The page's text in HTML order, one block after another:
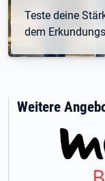
Teste deine
dem
Weitere